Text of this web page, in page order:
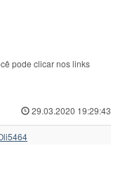
pode clicar nos links
29.03.2020 19:29:43